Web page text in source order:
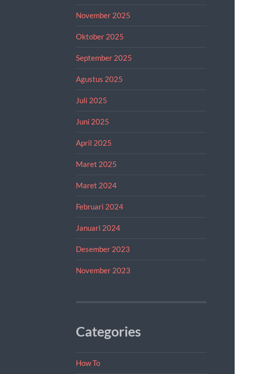
November 2025
Oktober 2025
September 2025
Agustus 2025
Juli 2025
Juni 2025
April 2025
Maret 2025
Maret 2024
Februari 2024
Januari 2024
Desember 2023
November 2023
Categories
How To